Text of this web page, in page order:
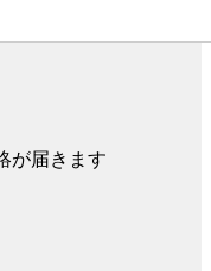
が届きます